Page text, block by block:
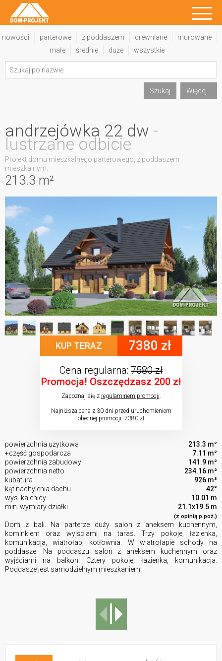
nowości parterowe z poddaszem drewniane
murowane
małe
średnie duże wszystkie
Szukaj Więcej...
213.3 m²
andrzejówka 22 dw -
lustrzane odbicie
Projekt domu mieszkalnego parterowego, z poddaszem
mieszkalnym.
KUP TERAZ 7380 zł
Cena regularna: 7580 zł
Promocja! Oszczędzasz 200 zł
Zapoznaj się z regulaminem promocji
Najniższa cena z 30 dni przed uruchomieniem
obecnej promocji: 7380 zł
powierzchnia użytkowa
213.3 m²
+część gospodarcza
7.11 m²
powierzchnia zabudowy
141.9 m²
powierzchnia netto
234.16 m²
kubatura
926 m³
kąt nachylenia dachu
42°
wys. kalenicy
10.01 m
min. wymiary działki
21.1x19.5 m
(z opinią p.poż.)
Dom z bali. Na parterze duży salon z aneksem kuchennym,
kominkiem oraz wyjściami na taras. Trzy pokoje, łazienka,
komunikacja, wiatrołap, kotłownia. W wiatrołapie schody na
poddasze. Na poddaszu salon z aneksem kuchennym oraz
wyjściami na balkon. Cztery pokoje, łazienka, komunikacja.
Poddasze jest samodzielnym mieszkaniem.